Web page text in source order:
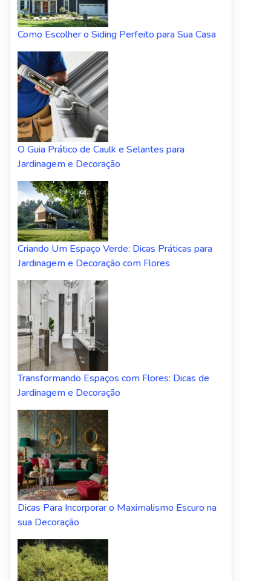
Como Escolher o Siding Perfeito para Sua Casa
O Guia Prático de Caulk e Selantes para
Jardinagem e Decoração
Criando Um Espaço Verde: Dicas Práticas para
Jardinagem e Decoração com Flores
Transformando Espaços com Flores: Dicas de
Jardinagem e Decoração
Dicas Para Incorporar o Maximalismo Escuro na
sua Decoração